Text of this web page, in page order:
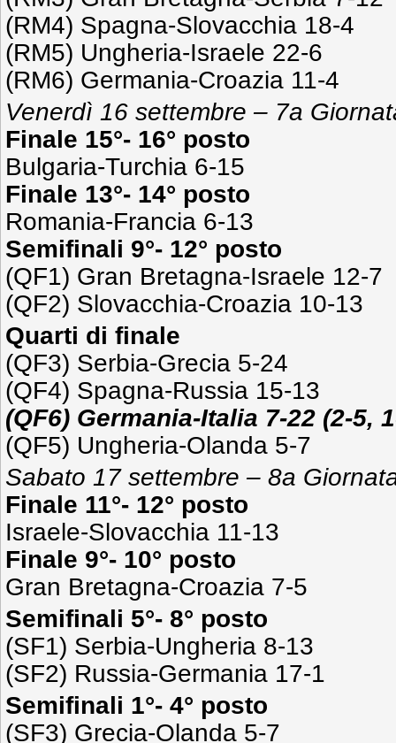
(RM4) Spagna-Slovacchia 18-4
(RM5) Ungheria-Israele 22-6
(RM6) Germania-Croazia 11-4
Venerdì 16 settembre – 7a
Finale 15°- 16° posto
Bulgaria-Turchia 6-15
Finale 13°- 14° posto
Romania-Francia 6-13
Semifinali 9°- 12° posto
(QF1) Gran Bretagna-Israele 12-7
(QF2) Slovacchia-Croazia 10-13
Quarti di finale
(QF3) Serbia-Grecia 5-24
(QF4) Spagna-Russia 15-13
(QF6) Germania-Italia 7-22 (2-5,
(QF5) Ungheria-Olanda 5-7
Sabato 17 settembre – 8a
Finale 11°- 12° posto
Israele-Slovacchia 11-13
Finale 9°- 10° posto
Gran Bretagna-Croazia 7-5
Semifinali 5°- 8° posto
(SF1) Serbia-Ungheria 8-13
(SF2) Russia-Germania 17-1
Semifinali 1°- 4° posto
(SF3) Grecia-Olanda 5-7